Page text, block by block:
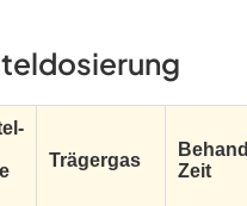
Trägergas
Zeit